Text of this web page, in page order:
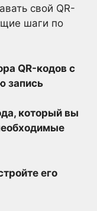
свой QR-
шаги по
QR-кодов с
запись
который вы
его